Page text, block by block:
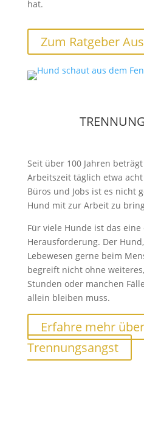
hat.
Zum Ratgeber
Seit über 100 Jahren
Arbeitszeit täglich etwa
Büros und Jobs ist es nicht
Hund mit zur Arbeit zu
Für viele Hunde ist das eine
Herausforderung. Der
Lebewesen gerne beim
begreift nicht ohne
Stunden oder manchen
allein bleiben muss.
Erfahre mehr
Trennungsangst